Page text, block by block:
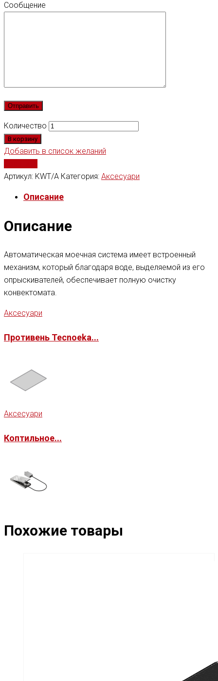
Сообщение
Количество
В корзину
Добавить в список желаний
Артикул: KWT/A Категория: Аксесуари
Описание
Описание
Автоматическая моечная система имеет встроенный
механизм, который благодаря воде, выделяемой из его
опрыскивателей, обеспечивает полную очистку
конвектомата.
Аксесуари
Противень Tecnoeka...
Аксесуари
Коптильное...
Похожие товары